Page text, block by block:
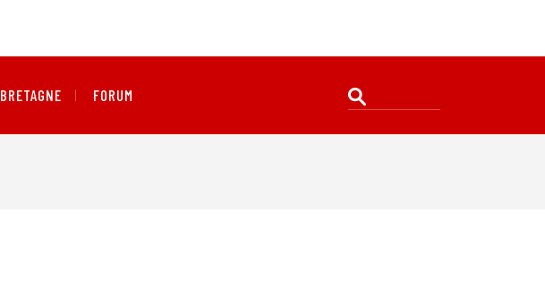
BRETAGNE FORUM